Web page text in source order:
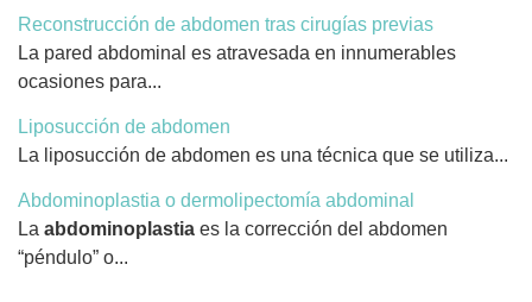
Reconstrucción de abdomen tras cirugías previas
La pared abdominal es atravesada en innumerables
ocasiones para...
Liposucción de abdomen
La liposucción de abdomen es una técnica que se utiliza...
Abdominoplastia o dermolipectomía abdominal
La abdominoplastia es la corrección del abdomen
“péndulo” o...